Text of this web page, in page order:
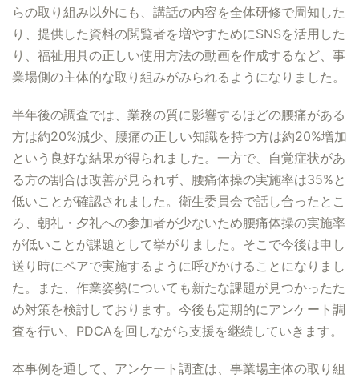
らの取り組み以外にも、講話の内容を全体研修で周知した
り、提供した資料の閲覧者を増やすためにSNSを活用した
り、福祉用具の正しい使用方法の動画を作成するなど、事
業場側の主体的な取り組みがみられるようになりました。
半年後の調査では、業務の質に影響するほどの腰痛がある
方は約20%減少、腰痛の正しい知識を持つ方は約20%増加
という良好な結果が得られました。一方で、自覚症状があ
る方の割合は改善が見られず、腰痛体操の実施率は35%と
低いことが確認されました。衛生委員会で話し合ったとこ
ろ、朝礼・夕礼への参加者が少ないため腰痛体操の実施率
が低いことが課題として挙がりました。そこで今後は申し
送り時にペアで実施するように呼びかけることになりまし
た。また、作業姿勢についても新たな課題が見つかったた
め対策を検討しております。今後も定期的にアンケート調
査を行い、PDCAを回しながら支援を継続していきます。
本事例を通して、アンケート調査は、事業場主体の取り組